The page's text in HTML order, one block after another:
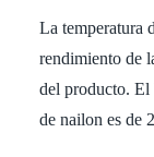
La temperatura
rendimiento de
del producto. El
de nailon es de